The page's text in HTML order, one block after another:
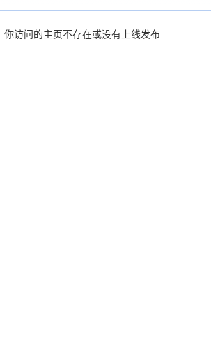
你访问的主页不存在或没有上线发布